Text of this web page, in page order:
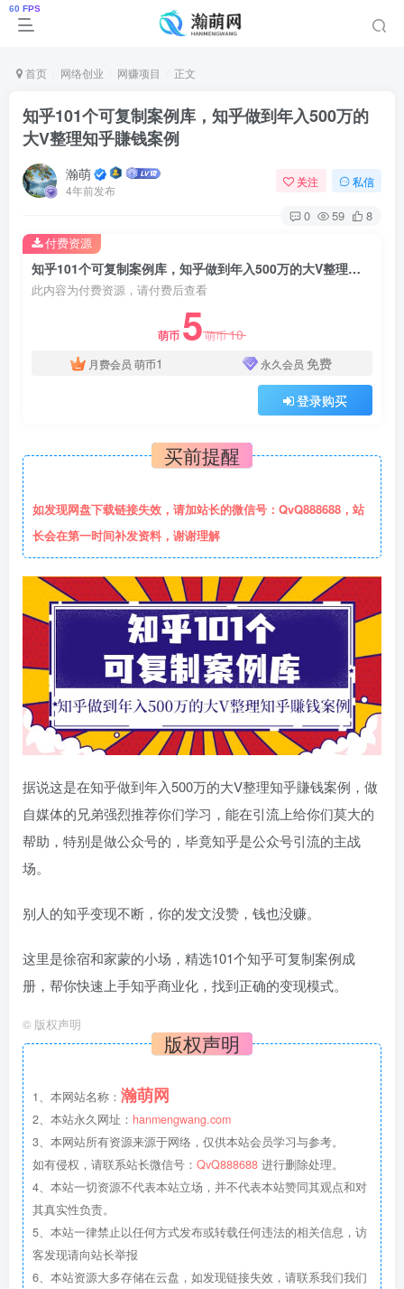
首页 网络创业 网赚项目 正文
知乎101个可复制案例库，知乎做到年入500万的
大V整理知乎賺钱案例
瀚萌
4年前发布
关注 私信
0 59 8
知乎101个可复制案例库，知乎做到年入500万的大V整理知乎賺钱案例
此内容为付费资源，请付费后查看
萌币 5萌币10
月费会员 萌币1 永久会员 免费
登录购买
付费资源
买前提醒
如发现网盘下载链接失效，请加站长的微信号：QvQ888688，站
长会在第一时间补发资料，谢谢理解
据说这是在知乎做到年入500万的大V整理知乎賺钱案例，做
自媒体的兄弟强烈推荐你们学习，能在引流上给你们莫大的
帮助，特别是做公众号的，毕竟知乎是公众号引流的主战
场。
别人的知乎变现不断，你的发文没赞，钱也没赚。
这里是徐宿和家蒙的小场，精选101个知乎可复制案例成
册，帮你快速上手知乎商业化，找到正确的变现模式。
© 版权声明
版权声明
1、本网站名称： 瀚萌网
2、本站永久网址： hanmengwang.com
3、本网站所有资源来源于网络，仅供本站会员学习与参考。
如有侵权，请联系站长微信号： QvQ888688 进行删除处理。
4、本站一切资源不代表本站立场，并不代表本站赞同其观点和对
其真实性负责。
5、本站一律禁止以任何方式发布或转载任何违法的相关信息，访
客发现请向站长举报
6、本站资源大多存储在云盘，如发现链接失效，请联系我们我们